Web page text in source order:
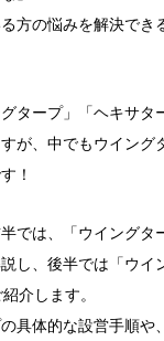
方の悩みを解決でき
タープ」「ヘキサタ
が、中でもウイング
！
では、「ウイングタ
し、後半では「ウイ
介します。
具体的な設営手順や